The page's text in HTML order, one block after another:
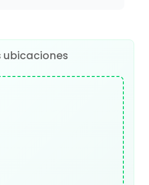
ubicaciones